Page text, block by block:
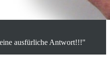
ausfürliche Antwort!!!"